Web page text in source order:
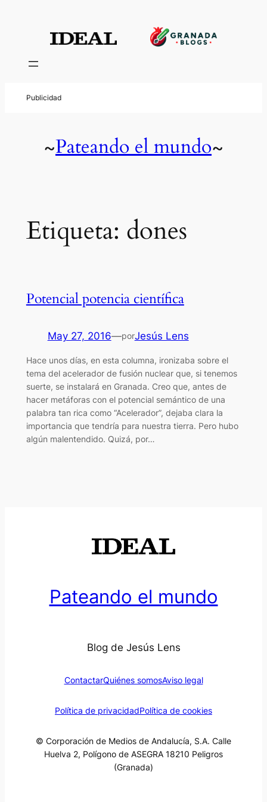
contenido
~Pateando el mundo~
Etiqueta: dones
Potencial potencia científica
May 27, 2016—porJesús Lens
Hace unos días, en esta columna, ironizaba sobre el
tema del acelerador de fusión nuclear que, si tenemos
suerte, se instalará en Granada. Creo que, antes de
hacer metáforas con el potencial semántico de una
palabra tan rica como “Acelerador”, dejaba clara la
importancia que tendría para nuestra tierra. Pero hubo
algún malentendido. Quizá, por…
Pateando el mundo
Blog de Jesús Lens
ContactarQuiénes somosAviso legal
Política de privacidadPolítica de cookies
© Corporación de Medios de Andalucía, S.A. Calle
Huelva 2, Polígono de ASEGRA 18210 Peligros
(Granada)